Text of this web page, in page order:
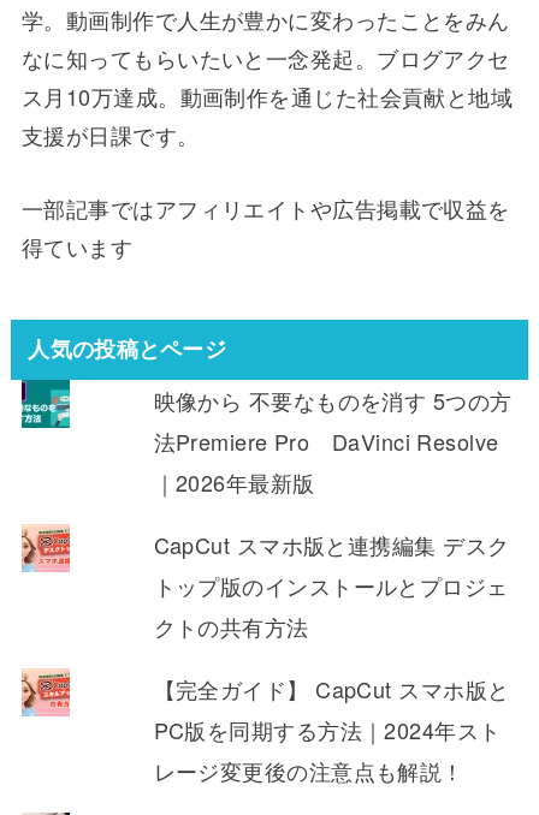
学。動画制作で人生が豊かに変わったことをみん
なに知ってもらいたいと一念発起。ブログアクセ
ス月10万達成。動画制作を通じた社会貢献と地域
支援が日課です。
一部記事ではアフィリエイトや広告掲載で収益を
得ています
人気の投稿とページ
映像から 不要なものを消す 5つの方
法Premiere Pro DaVinci Resolve
｜2026年最新版
CapCut スマホ版と連携編集 デスク
トップ版のインストールとプロジェ
クトの共有方法
【完全ガイド】 CapCut スマホ版と
PC版を同期する方法｜2024年スト
レージ変更後の注意点も解説！